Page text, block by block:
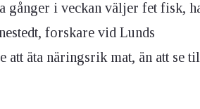
gånger i veckan väljer fet fisk,
forskare vid Lunds
att äta näringsrik mat, än att se